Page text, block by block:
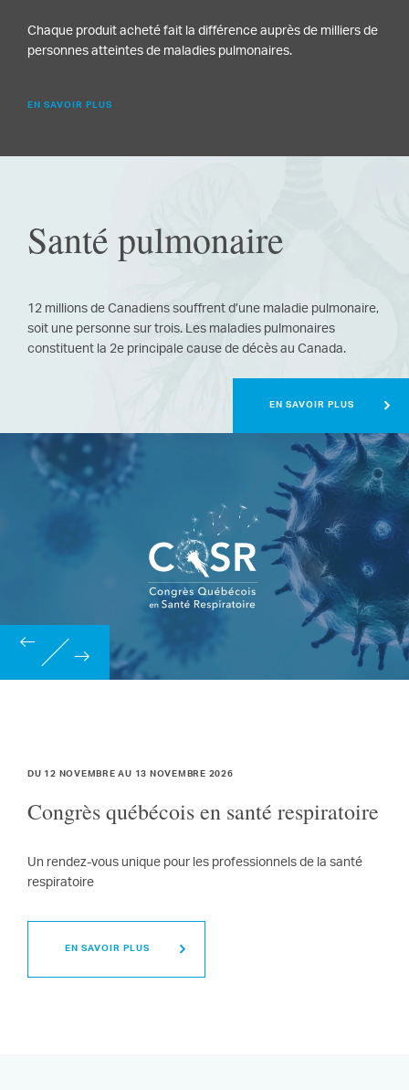
Chaque produit acheté fait la différence auprès de milliers de
personnes atteintes de maladies pulmonaires.
EN SAVOIR PLUS
Santé pulmonaire
12 millions de Canadiens souffrent d’une maladie pulmonaire,
soit une personne sur trois. Les maladies pulmonaires
constituent la 2e principale cause de décès au Canada.
EN SAVOIR PLUS
DU 12 NOVEMBRE AU 13 NOVEMBRE 2026
Congrès québécois en santé respiratoire
Un rendez-vous unique pour les professionnels de la santé
respiratoire
EN SAVOIR PLUS